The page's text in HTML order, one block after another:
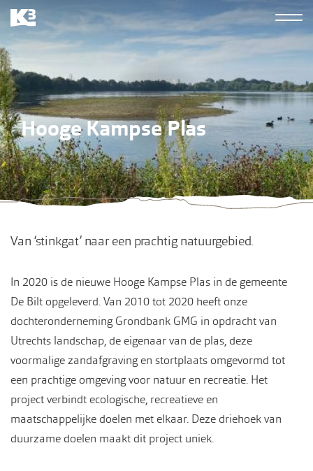
Overslaan
en
naar
de
inhoud
gaan
K3
derde
Hooge Kampse Plas
Van ‘stinkgat’ naar een prachtig natuurgebied.
In 2020 is de nieuwe Hooge Kampse Plas in de gemeente
De Bilt opgeleverd. Van 2010 tot 2020 heeft onze
dochteronderneming Grondbank GMG in opdracht van
Utrechts landschap, de eigenaar van de plas, deze
voormalige zandafgraving en stortplaats omgevormd tot
een prachtige omgeving voor natuur en recreatie. Het
project verbindt ecologische, recreatieve en
maatschappelijke doelen met elkaar. Deze driehoek van
duurzame doelen maakt dit project uniek.